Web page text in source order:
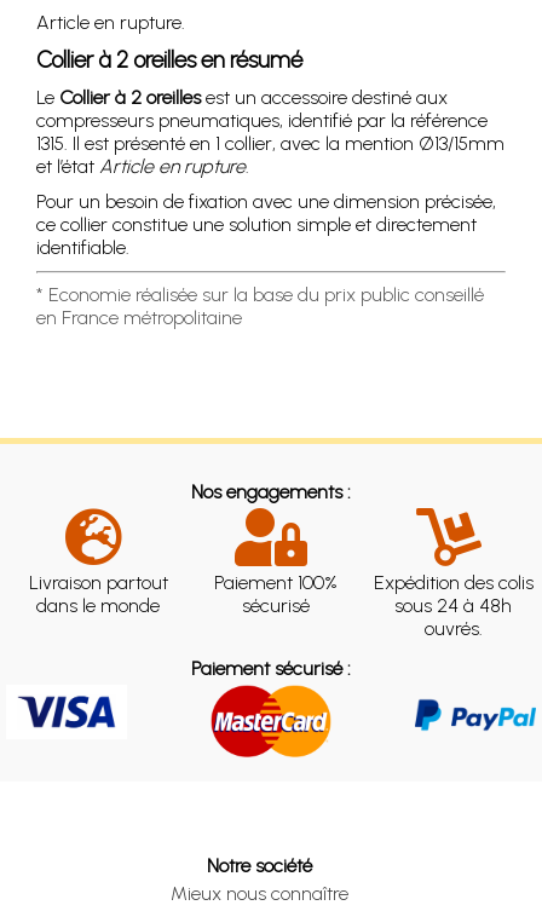
Article en rupture.
Collier à 2 oreillesen résumé
Le Collier à 2 oreillesest un accessoire destiné aux
compresseurs pneumatiques, identifié par la référence
1315. Il est présenté en 1 collier, avec la mention Ø13/15mm
et l’état Article en rupture.
Pour un besoin de fixation avec une dimension précisée,
ce collier constitue une solution simple et directement
identifiable.
* Economie réalisée sur la base du prix public conseillé
en France métropolitaine
Nos engagements :
Livraison partout
dans le monde
Paiement 100%
sécurisé
Expédition des colis
sous 24 à 48h
ouvrés.
Paiement sécurisé :
Notre société
Mieux nous connaître